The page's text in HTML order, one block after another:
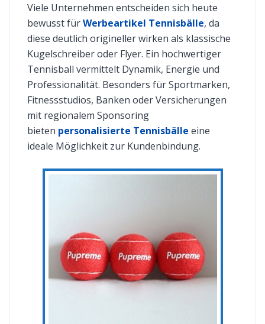
Viele Unternehmen entscheiden sich heute
bewusst fürWerbeartikel Tennisbälle, da
diese deutlich origineller wirken als klassische
Kugelschreiber oder Flyer. Ein hochwertiger
Tennisball vermittelt Dynamik, Energie und
Professionalität. Besonders für Sportmarken,
Fitnessstudios, Banken oder Versicherungen
mit regionalem Sponsoring
bieten personalisierte Tennisbälle eine
ideale Möglichkeit zur Kundenbindung.